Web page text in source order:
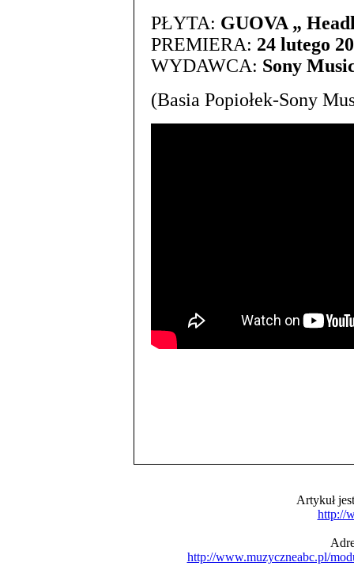
PŁYTA: GUOVA „
PREMIERA: 24 lutego
WYDAWCA: Sony
(Basia Popiołek-Sony
Artykuł
http://
http://www.muzyczneabc.pl/